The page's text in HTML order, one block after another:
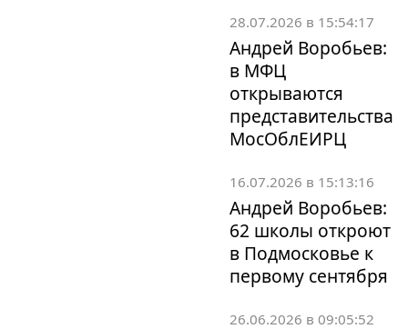
28.07.2026 в 15:54:17
Андрей Воробьев:
в МФЦ
открываются
представительства
МосОблЕИРЦ
16.07.2026 в 15:13:16
Андрей Воробьев:
62 школы откроют
в Подмосковье к
первому сентября
26.06.2026 в 09:05:52